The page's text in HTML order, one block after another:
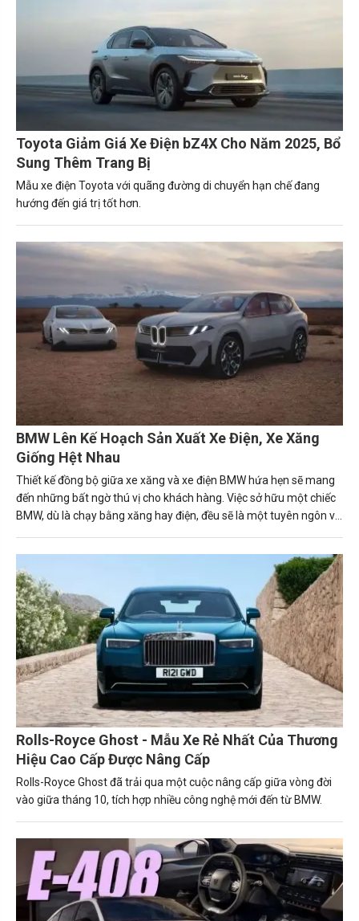
Toyota Giảm Giá Xe Điện bZ4X Cho Năm 2025, Bổ
Sung Thêm Trang Bị
Mẫu xe điện Toyota với quãng đường di chuyển hạn chế đang
hướng đến giá trị tốt hơn.
BMW Lên Kế Hoạch Sản Xuất Xe Điện, Xe Xăng
Giống Hệt Nhau
Thiết kế đồng bộ giữa xe xăng và xe điện BMW hứa hẹn sẽ mang
đến những bất ngờ thú vị cho khách hàng. Việc sở hữu một chiếc
BMW, dù là chạy bằng xăng hay điện, đều sẽ là một tuyên ngôn về
Rolls-Royce Ghost - Mẫu Xe Rẻ Nhất Của Thương
Hiệu Cao Cấp Được Nâng Cấp
Rolls-Royce Ghost đã trải qua một cuộc nâng cấp giữa vòng đời
vào giữa tháng 10, tích hợp nhiều công nghệ mới đến từ BMW.